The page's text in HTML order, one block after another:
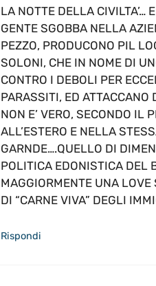
LA NOTTE DELLA CIVILTA’…
GENTE SGOBBA NELLA
PEZZO, PRODUCONO PIL
SOLONI, CHE IN NOME DI
CONTRO I DEBOLI PER
PARASSITI, ED
NON E’ VERO, SECONDO IL
ALL’ESTERO E NELLA
GARNDE….QUELLO DI
POLITICA EDONISTICA DEL
MAGGIORMENTE UNA
DI “CARNE VIVA” DEGLI
Rispondi